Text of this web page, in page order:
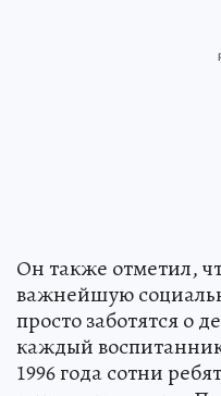
Он также отметил,
важнейшую
просто заботятся о
каждый
1996 года сотни